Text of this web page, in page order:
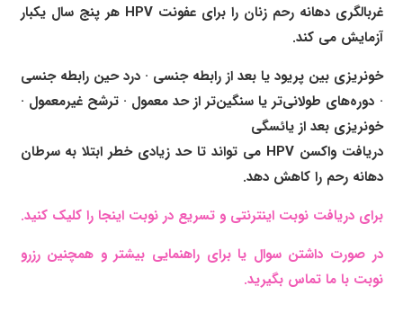
غربالگری دهانه رحم زنان را برای عفونت HPV هر پنج سال یکبار
آزمایش می کند.
خونریزی بین پریود یا بعد از رابطه جنسی · درد حین رابطه جنسی
· دوره‌های طولانی‌تر یا سنگین‌تر از حد معمول · ترشح غیرمعمول ·
خونریزی بعد از یائسگی
دریافت واکسن HPV می تواند تا حد زیادی خطر ابتلا به سرطان
دهانه رحم را کاهش دهد.
برای دریافت نوبت اینترنتی و تسریع در نوبت اینجا را کلیک کنید.
در صورت داشتن سوال یا برای راهنمایی بیشتر و همچنین رزرو
نوبت با ما تماس بگیرید.